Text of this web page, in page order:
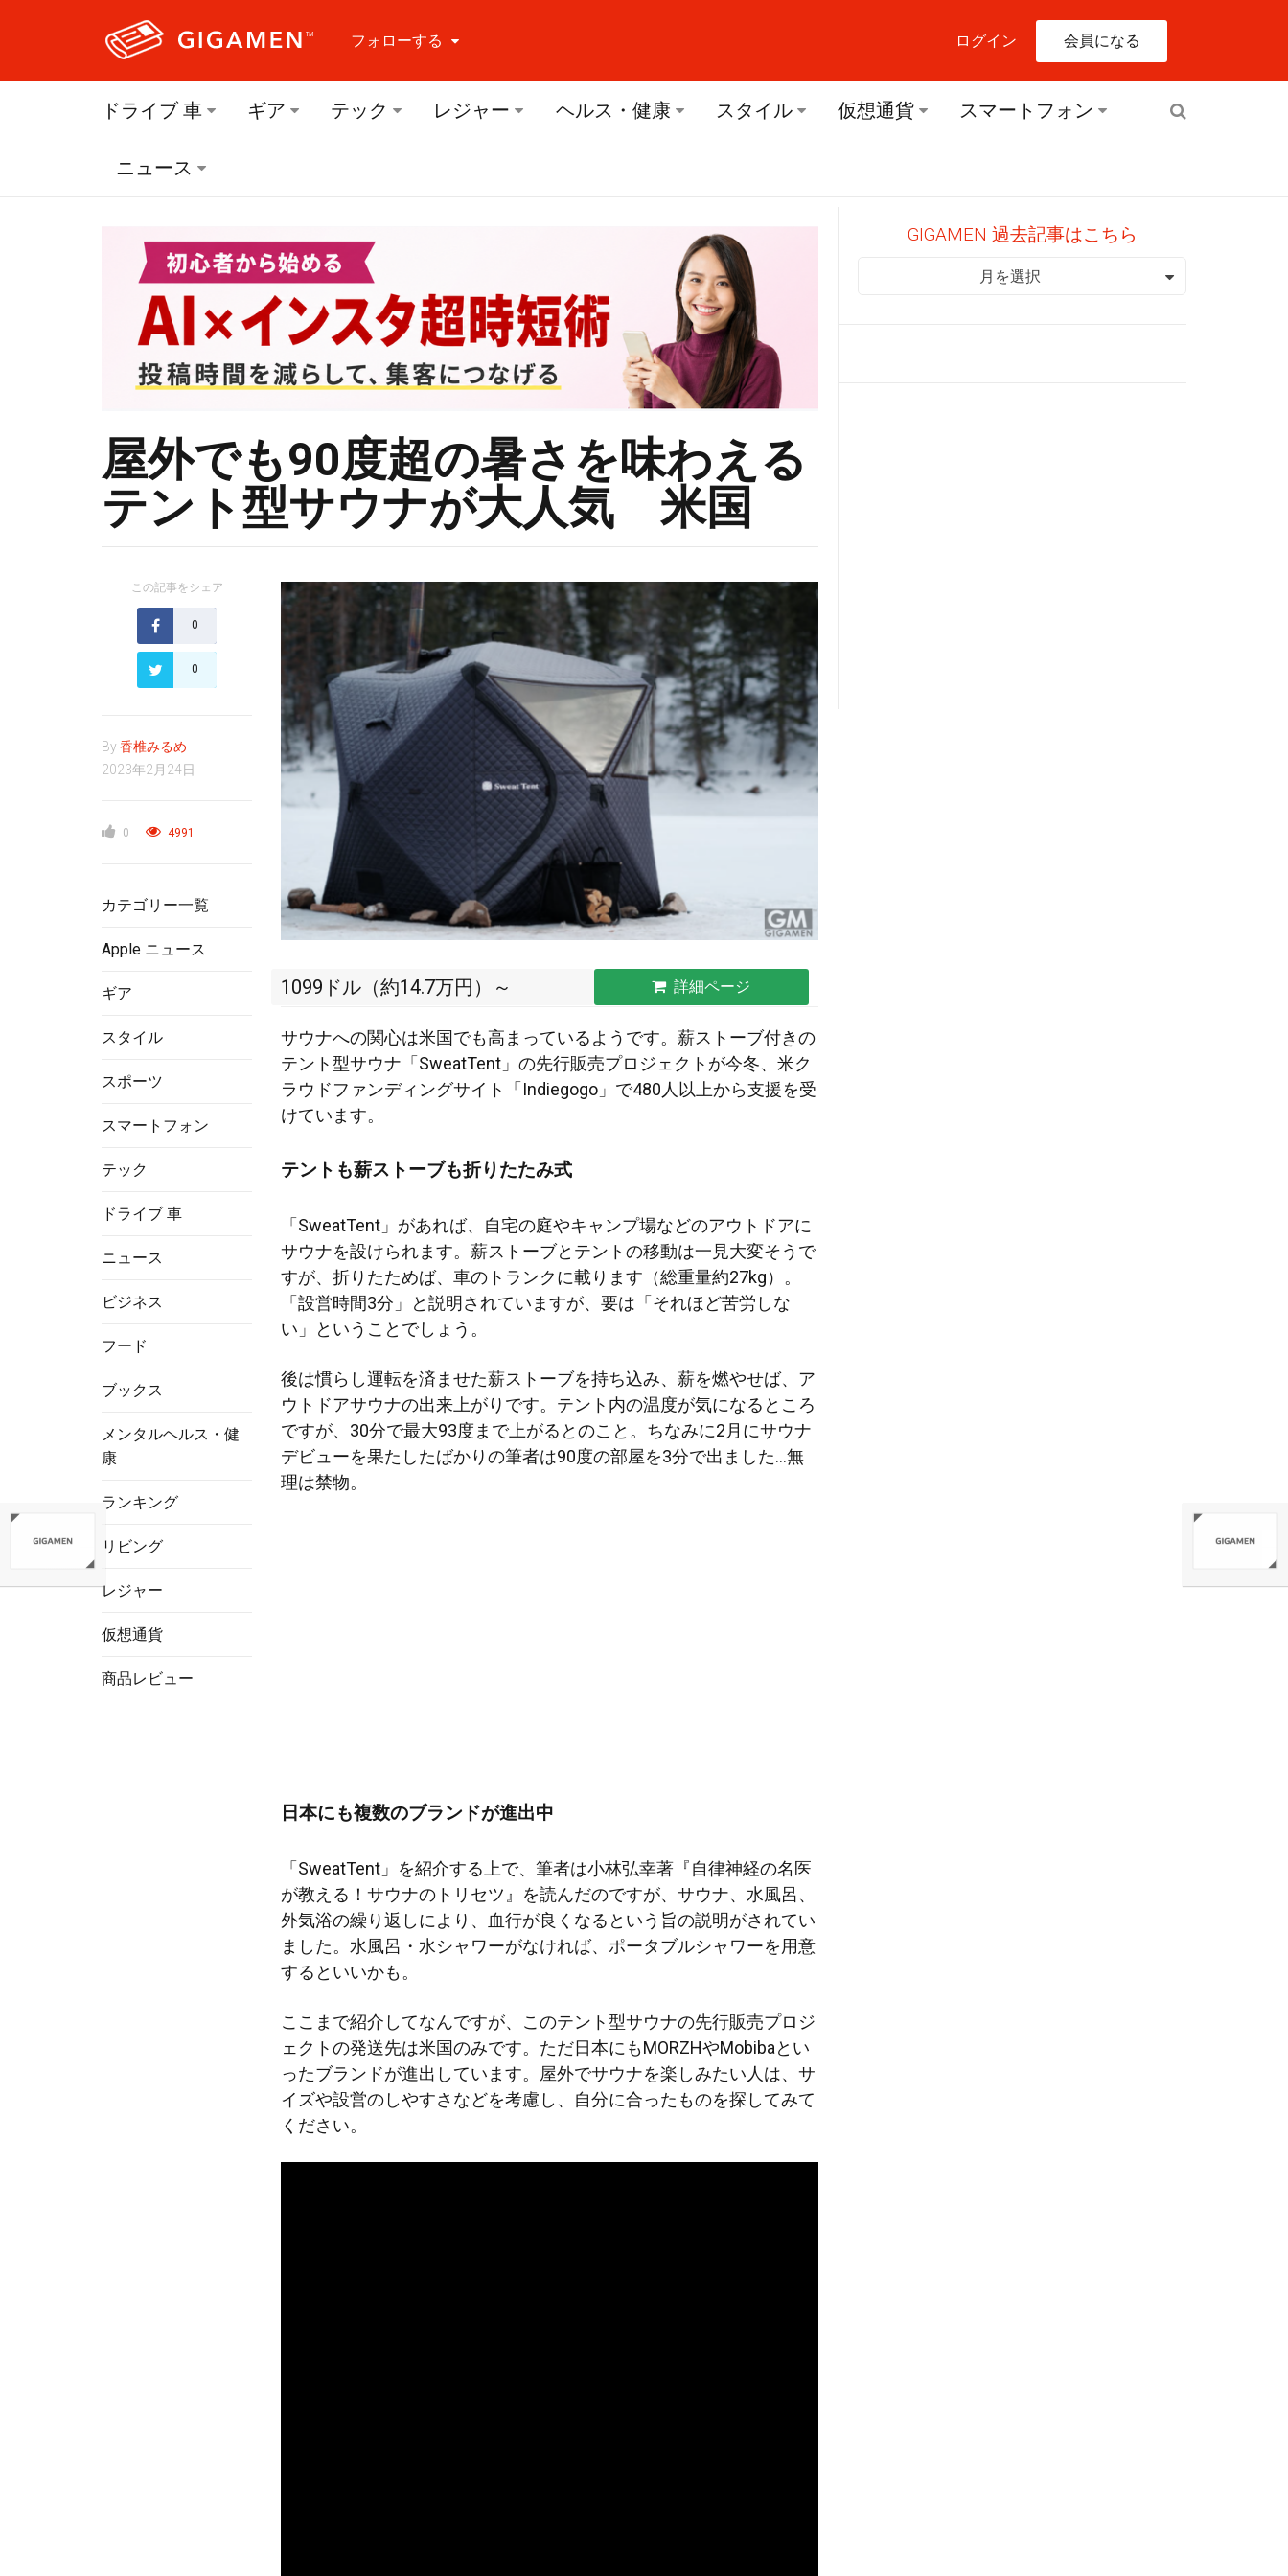
フォローする
フォローする Facebook
ログイン 会員になる
ドライブ 車 ギア テック レジャー ヘルス・健康 スタイル 仮想通貨 スマートフォン
ニュース
屋外でも90度超の暑さを味わえる
テント型サウナが大人気 米国
この記事をシェア
0
0
By 香椎みるめ
2023年2月24日
0 4991
カテゴリー一覧
Apple ニュース
ギア
スタイル
スポーツ
スマートフォン
テック
ドライブ 車
ニュース
ビジネス
フード
ブックス
メンタルヘルス・健
康
ランキング
リビング
レジャー
仮想通貨
商品レビュー
1099ドル（約14.7万円）～ 詳細ページ
サウナへの関心は米国でも高まっているようです。薪ストーブ付きの
テント型サウナ「SweatTent」の先行販売プロジェクトが今冬、米ク
ラウドファンディングサイト「Indiegogo」で480人以上から支援を受
けています。
テントも薪ストーブも折りたたみ式
「SweatTent」があれば、自宅の庭やキャンプ場などのアウトドアに
サウナを設けられます。薪ストーブとテントの移動は一見大変そうで
すが、折りたためば、車のトランクに載ります（総重量約27kg）。
「設営時間3分」と説明されていますが、要は「それほど苦労しな
い」ということでしょう。
後は慣らし運転を済ませた薪ストーブを持ち込み、薪を燃やせば、ア
ウトドアサウナの出来上がりです。テント内の温度が気になるところ
ですが、30分で最大93度まで上がるとのこと。ちなみに2月にサウナ
デビューを果たしたばかりの筆者は90度の部屋を3分で出ました…無
理は禁物。
日本にも複数のブランドが進出中
「SweatTent」を紹介する上で、筆者は小林弘幸著『自律神経の名医
が教える！サウナのトリセツ』を読んだのですが、サウナ、水風呂、
外気浴の繰り返しにより、血行が良くなるという旨の説明がされてい
ました。水風呂・水シャワーがなければ、ポータブルシャワーを用意
するといいかも。
ここまで紹介してなんですが、このテント型サウナの先行販売プロジ
ェクトの発送先は米国のみです。ただ日本にもMORZHやMobibaとい
ったブランドが進出しています。屋外でサウナを楽しみたい人は、サ
イズや設営のしやすさなどを考慮し、自分に合ったものを探してみて
ください。
GIGAMEN 過去記事はこちら
GIGAMEN 過去記事はこちら
月を選択